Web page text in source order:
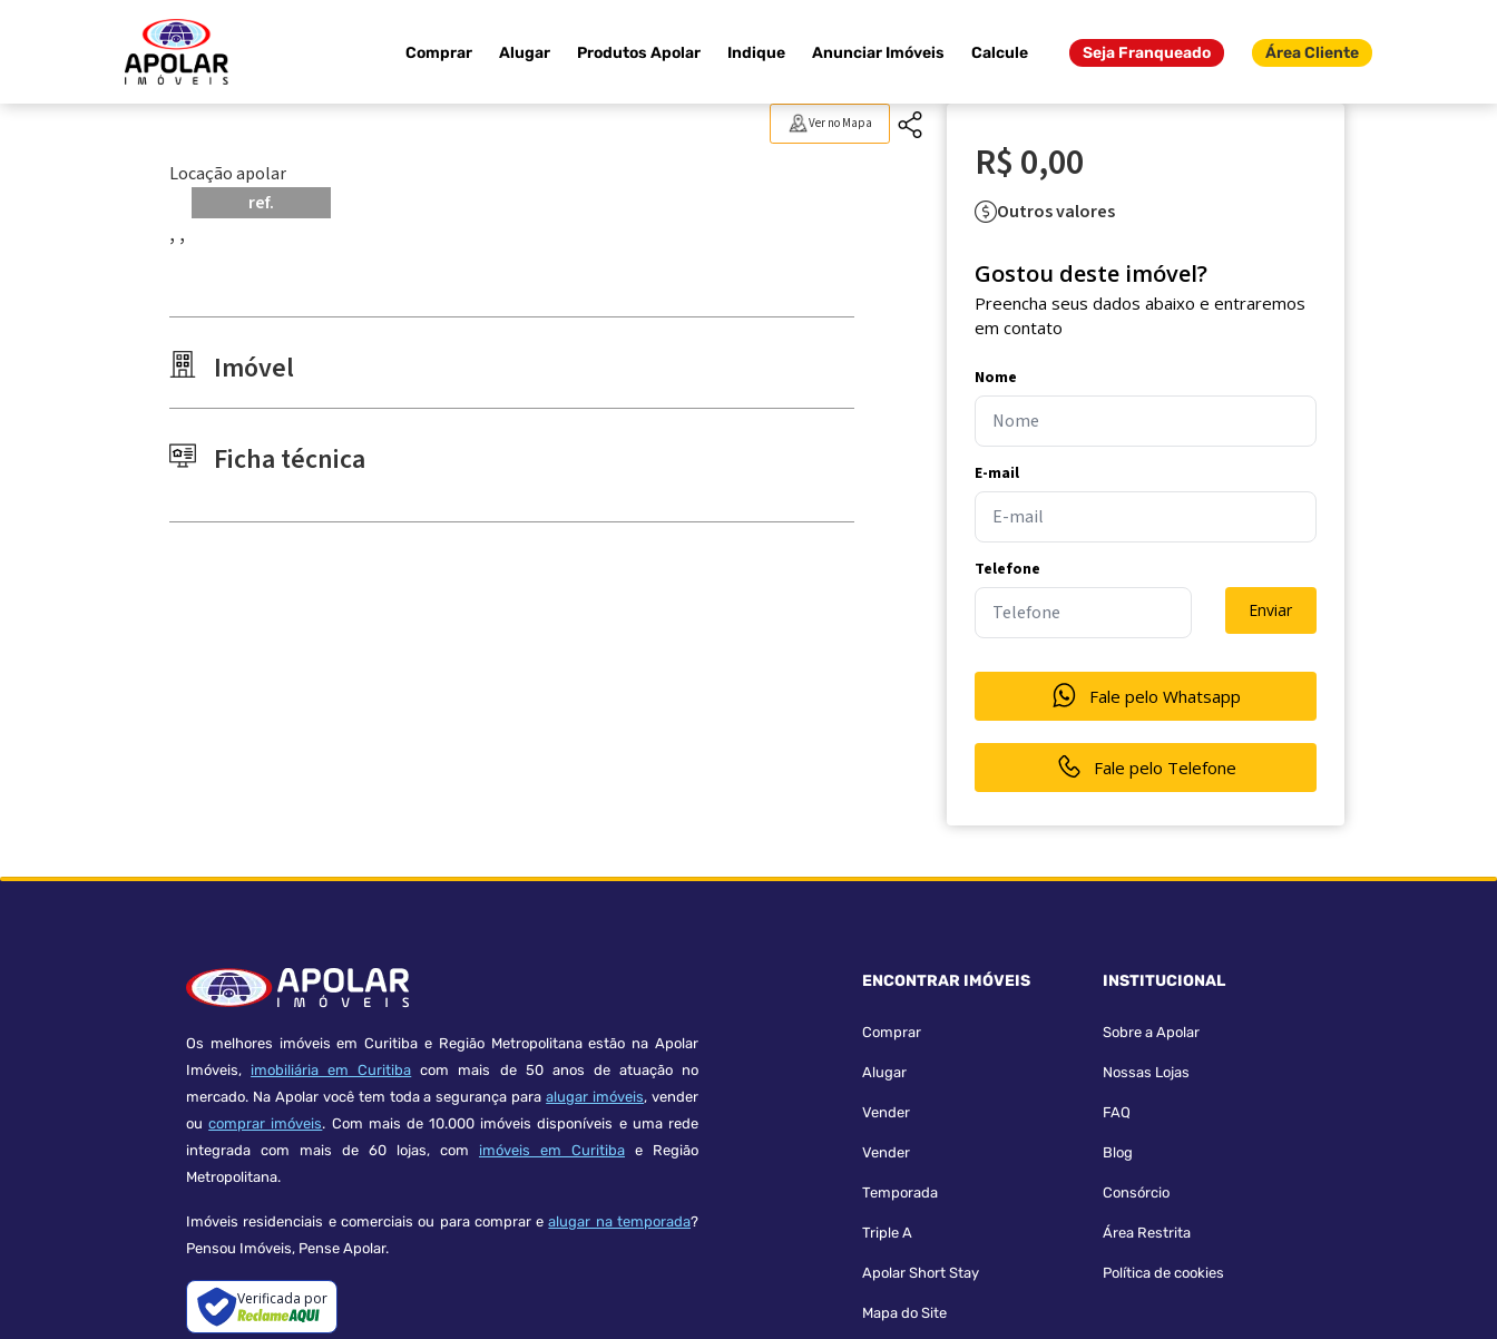
Comprar Alugar Produtos Apolar Indique Anunciar Imóveis Calcule Seja Franqueado Área Cliente
Ver no Mapa
Locação apolar
ref.
, ,
Imóvel
Ficha técnica
R$ 0,00
Outros valores
Gostou deste imóvel?
Preencha seus dados abaixo e entraremos
em contato
Nome
E-mail
Telefone
Enviar
Fale pelo Whatsapp
Fale pelo Telefone
Os melhores imóveis em Curitiba e Região Metropolitana estão na Apolar
Imóveis, imobiliária em Curitiba com mais de 50 anos de atuação no
mercado. Na Apolar você tem toda a segurança paraalugar imóveis, vender
oucomprar imóveis. Com mais de 10.000 imóveis disponíveis e uma rede
integrada com mais de 60 lojas, com imóveis em Curitiba e Região
Metropolitana.
Imóveis residenciais e comerciais ou para comprar ealugar na temporada?
Pensou Imóveis, Pense Apolar.
Verificada por
ENCONTRAR IMÓVEIS
Comprar
Alugar
Vender
Vender
Temporada
Triple A
Apolar Short Stay
Mapa do Site
INSTITUCIONAL
Sobre a Apolar
Nossas Lojas
FAQ
Blog
Consórcio
Área Restrita
Política de cookies